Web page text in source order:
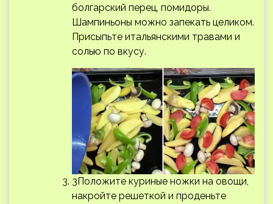
болгарский перец, помидоры.
Шампиньоны можно запекать целиком.
Присыпьте итальянскими травами и
солью по вкусу.
3Положите куриные ножки на овощи,
накройте решеткой и проденьте